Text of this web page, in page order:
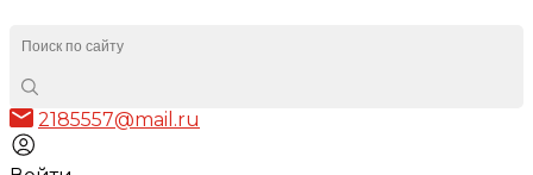
2185557@mail.ru